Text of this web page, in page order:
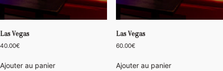
Las Vegas
40.00€
Ajouter au panier
Las Vegas
60.00€
Ajouter au panier